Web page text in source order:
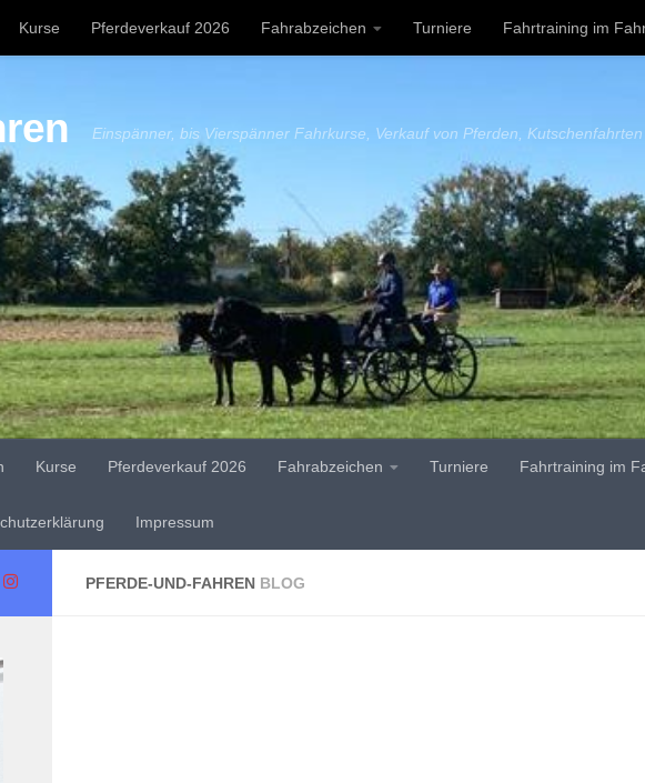
Kurse Pferdeverkauf 2026 Fahrabzeichen Turniere Fahrtraining im
Einspänner, bis Vierspänner Fahrkurse, Verkauf von Pferden, Kutschenfahrten
Kurse Pferdeverkauf 2026 Fahrabzeichen Turniere Fahrtraining im
Impressum
PFERDE-UND-FAHREN BLOG